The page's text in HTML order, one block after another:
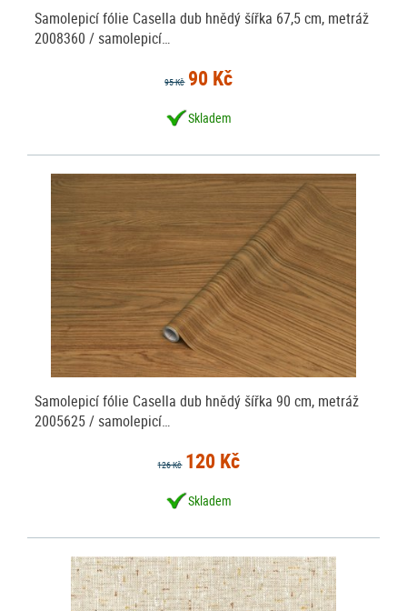
Samolepicí fólie Casella dub hnědý šířka 67,5 cm, metráž
2008360 / samolepicí…
95 Kč 90 Kč
Skladem
Samolepicí fólie Casella dub hnědý šířka 90 cm, metráž
2005625 / samolepicí…
126 Kč 120 Kč
Skladem